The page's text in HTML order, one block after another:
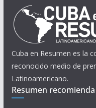
Cuba en Resumen es la
reconocido medio de
Latinoamericano.
Resumen recomienda